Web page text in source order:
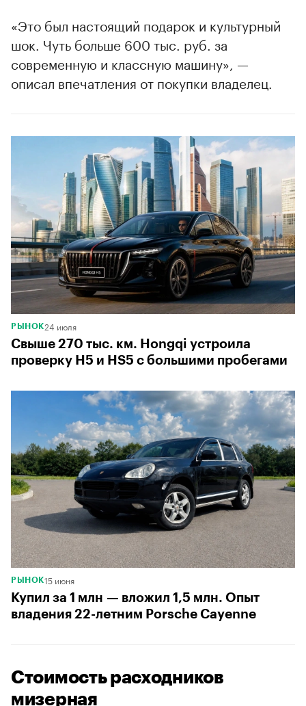
«Это был настоящий подарок и культурный
шок. Чуть больше 600 тыс. руб. за
современную и классную машину», —
описал впечатления от покупки владелец.
РЫНОК24 июля
Свыше 270 тыс. км. Hongqi устроила
проверку H5 и HS5 с большими пробегами
РЫНОК15 июня
Купил за 1 млн — вложил 1,5 млн. Опыт
владения 22-летним Porsche Cayenne
Стоимость расходников
мизерная